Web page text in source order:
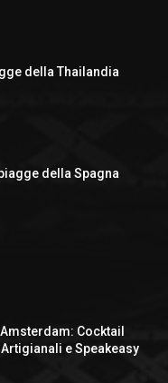
della Thailandia
della Spagna
Cocktail
e Speakeasy